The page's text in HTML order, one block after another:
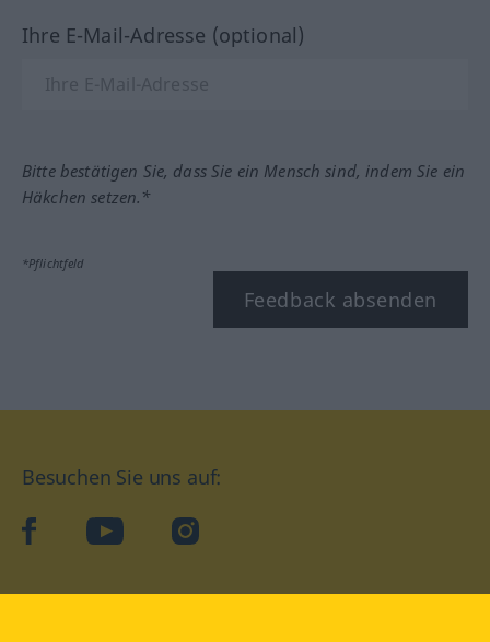
Ihre E-Mail-Adresse (optional)
Bitte bestätigen Sie, dass Sie ein Mensch sind, indem Sie ein
Häkchen setzen.*
*Pflichtfeld
Feedback absenden
Besuchen Sie uns auf:
facebookYouTube Instagram